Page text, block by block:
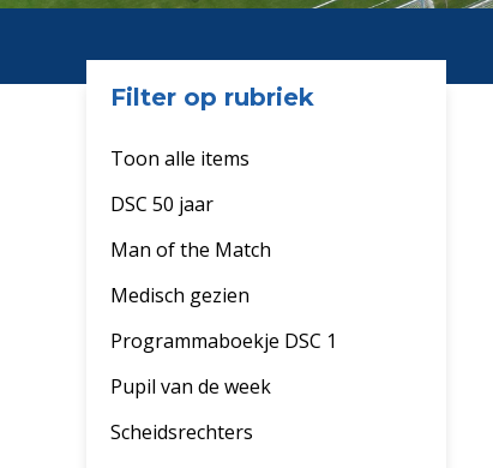
Filter op rubriek
Toon alle items
DSC 50 jaar
Man of the Match
Medisch gezien
Programmaboekje DSC 1
Pupil van de week
Scheidsrechters